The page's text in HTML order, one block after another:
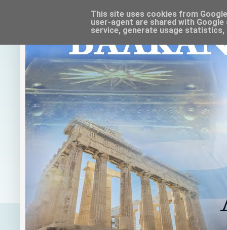
This site uses cookies from
user-agent are shared with
service, generate usage statistics,